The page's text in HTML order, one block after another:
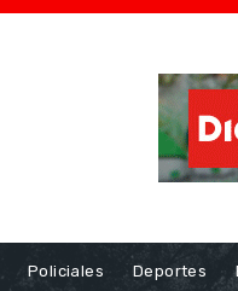
Policiales Deportes